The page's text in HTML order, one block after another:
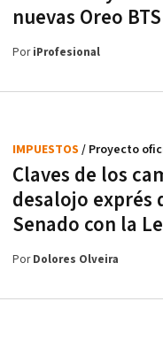
nuevas Oreo BTS
PoriProfesional
Claves de los
desalojo exprés
Senado con la
IMPUESTOS / Proyecto
PorDolores Olveira